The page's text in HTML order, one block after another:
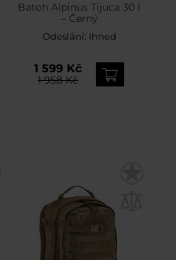
Batoh Alpinus Tijuca 30 l
– Černý
Odeslání: Ihned
1 599 Kč
1 958 Kč